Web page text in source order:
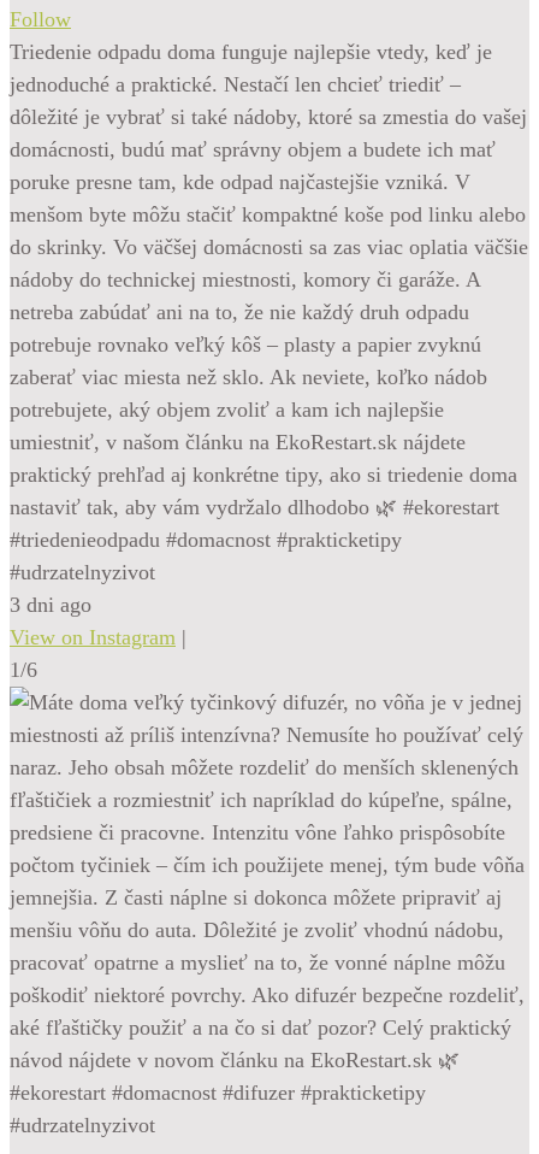
Follow
Triedenie odpadu doma funguje najlepšie vtedy, keď je
jednoduché a praktické. Nestačí len chcieť triediť –
dôležité je vybrať si také nádoby, ktoré sa zmestia do vašej
domácnosti, budú mať správny objem a budete ich mať
poruke presne tam, kde odpad najčastejšie vzniká. V
menšom byte môžu stačiť kompaktné koše pod linku alebo
do skrinky. Vo väčšej domácnosti sa zas viac oplatia väčšie
nádoby do technickej miestnosti, komory či garáže. A
netreba zabúdať ani na to, že nie každý druh odpadu
potrebuje rovnako veľký kôš – plasty a papier zvyknú
zaberať viac miesta než sklo. Ak neviete, koľko nádob
potrebujete, aký objem zvoliť a kam ich najlepšie
umiestniť, v našom článku na EkoRestart.sk nájdete
praktický prehľad aj konkrétne tipy, ako si triedenie doma
nastaviť tak, aby vám vydržalo dlhodobo 🌿 #ekorestart
#triedenieodpadu #domacnost #prakticketipy
#udrzatelnyzivot
3 dni ago
View on Instagram |
1/6